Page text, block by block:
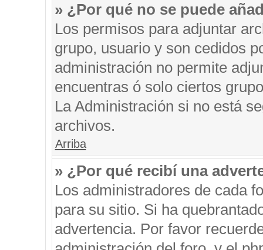
» ¿Por qué no se puede
Los permisos para adjuntar
grupo, usuario y son cedidos
administración no permite
encuentras ó solo ciertos
La Administración si no está
archivos.
Arriba
» ¿Por qué recibí una
Los administradores de cada
para su sitio. Si ha
advertencia. Por favor